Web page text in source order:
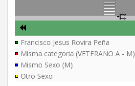
Francisco Jesus Rovira Peña
Misma categoria (VETERANO A - M)
Mismo Sexo (M)
Otro Sexo